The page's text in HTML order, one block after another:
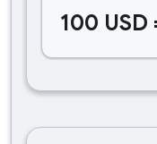
100 USD